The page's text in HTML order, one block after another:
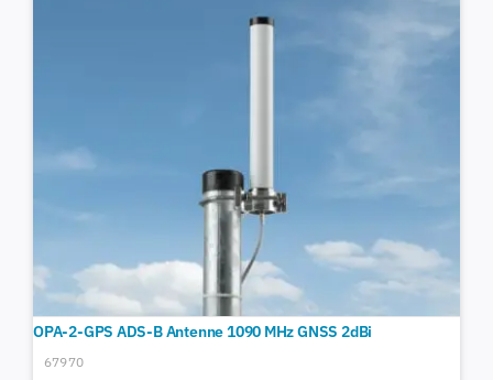
OPA-2-GPS ADS-B Antenne 1090 MHz GNSS 2dBi
67970